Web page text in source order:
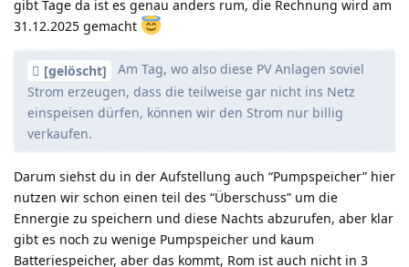
gibt Tage da ist es genau anders rum, die Rechnung wird am
31.12.2025 gemacht
[gelöscht]
Am Tag, wo also diese PV Anlagen soviel
Strom erzeugen, dass die teilweise gar nicht ins Netz
einspeisen dürfen, können wir den Strom nur billig
verkaufen.
Darum siehst du in der Aufstellung auch “Pumpspeicher” hier
nutzen wir schon einen teil des “Überschuss” um die
Ennergie zu speichern und diese Nachts abzurufen, aber klar
gibt es noch zu wenige Pumpspeicher und kaum
Batteriespeicher, aber das kommt, Rom ist auch nicht in 3